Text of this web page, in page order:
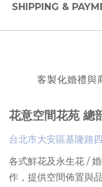
SHIPPING &
客製化婚禮與
花意空間花苑 總
台北市大安區基隆路
各式鮮花及永生花 /
作，提供空間佈置與